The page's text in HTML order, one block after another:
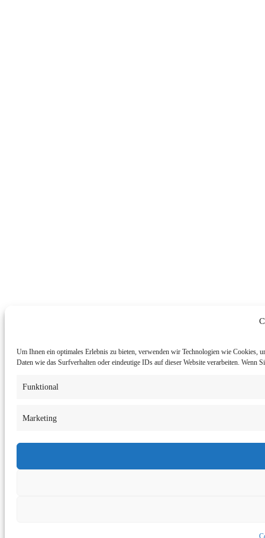
Um Ihnen ein optimales Erlebnis zu bieten, verwenden wir Technologien wie Cookies,
Daten wie das Surfverhalten oder eindeutige IDs auf dieser Website verarbeiten.
Funktional
Marketing